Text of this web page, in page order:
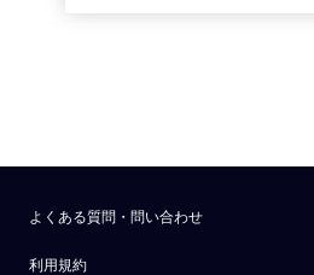
よくある質問・問い合わせ
利用規約